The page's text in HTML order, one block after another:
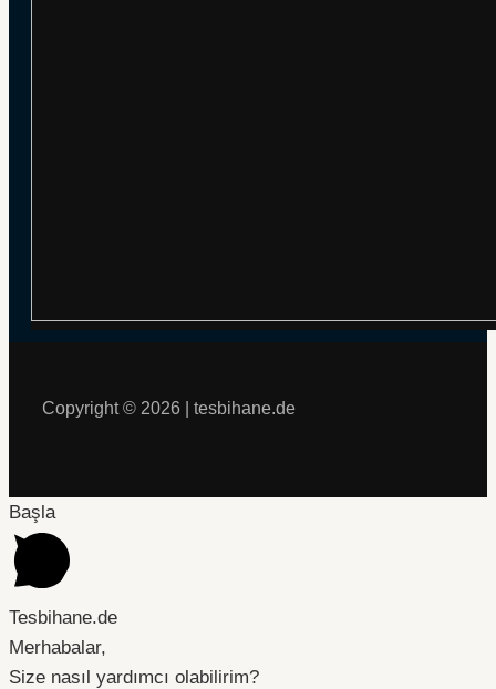
Copyright © 2026 | tesbihane.de
Başla
Tesbihane.de
Merhabalar,
Size nasıl yardımcı olabilirim?